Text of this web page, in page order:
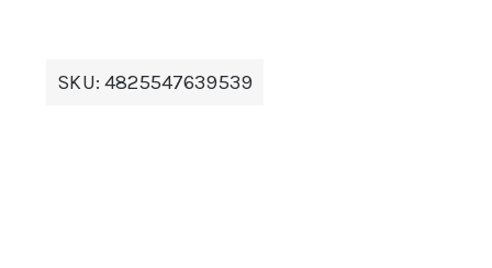
SKU:4825547639539